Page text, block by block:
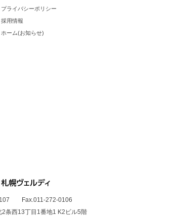
プライバシーポリシー
採用情報
ホーム(お知らせ)
Fax.011-272-0106
2条西13丁目1番地1 K2ビル5階